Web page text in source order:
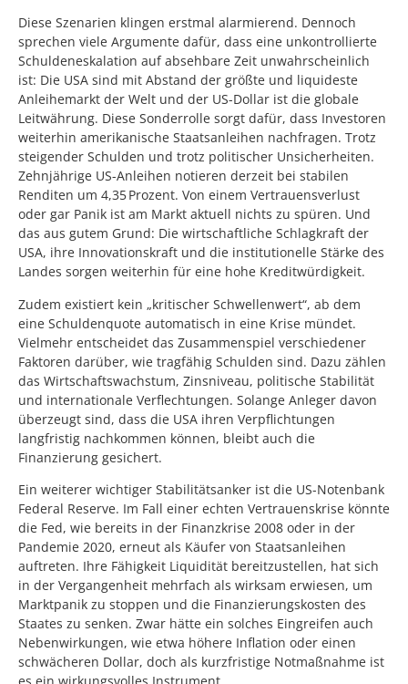
Diese Szenarien klingen erstmal alarmierend. Dennoch
sprechen viele Argumente dafür, dass eine unkontrollierte
Schuldeneskalation auf absehbare Zeit unwahrscheinlich
ist: Die USA sind mit Abstand der größte und liquideste
Anleihemarkt der Welt und der US-Dollar ist die globale
Leitwährung. Diese Sonderrolle sorgt dafür, dass Investoren
weiterhin amerikanische Staatsanleihen nachfragen. Trotz
steigender Schulden und trotz politischer Unsicherheiten.
Zehnjährige US-Anleihen notieren derzeit bei stabilen
Renditen um 4,35 Prozent. Von einem Vertrauensverlust
oder gar Panik ist am Markt aktuell nichts zu spüren. Und
das aus gutem Grund: Die wirtschaftliche Schlagkraft der
USA, ihre Innovationskraft und die institutionelle Stärke des
Landes sorgen weiterhin für eine hohe Kreditwürdigkeit.
Zudem existiert kein „kritischer Schwellenwert“, ab dem
eine Schuldenquote automatisch in eine Krise mündet.
Vielmehr entscheidet das Zusammenspiel verschiedener
Faktoren darüber, wie tragfähig Schulden sind. Dazu zählen
das Wirtschaftswachstum, Zinsniveau, politische Stabilität
und internationale Verflechtungen. Solange Anleger davon
überzeugt sind, dass die USA ihren Verpflichtungen
langfristig nachkommen können, bleibt auch die
Finanzierung gesichert.
Ein weiterer wichtiger Stabilitätsanker ist die US-Notenbank
Federal Reserve. Im Fall einer echten Vertrauenskrise könnte
die Fed, wie bereits in der Finanzkrise 2008 oder in der
Pandemie 2020, erneut als Käufer von Staatsanleihen
auftreten. Ihre Fähigkeit Liquidität bereitzustellen, hat sich
in der Vergangenheit mehrfach als wirksam erwiesen, um
Marktpanik zu stoppen und die Finanzierungskosten des
Staates zu senken. Zwar hätte ein solches Eingreifen auch
Nebenwirkungen, wie etwa höhere Inflation oder einen
schwächeren Dollar, doch als kurzfristige Notmaßnahme ist